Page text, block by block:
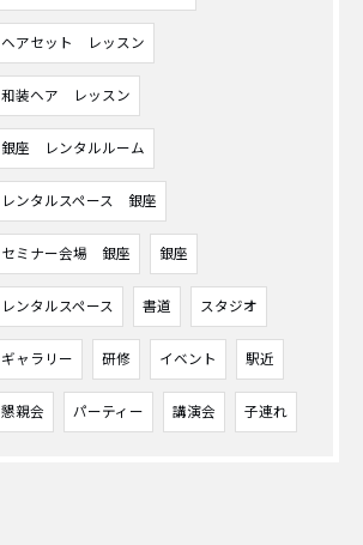
ヘアセット レッスン
和装ヘア レッスン
銀座 レンタルルーム
レンタルスペース 銀座
セミナー会場 銀座 銀座
レンタルスペース 書道 スタジオ
ギャラリー 研修 イベント 駅近
懇親会 パーティー 講演会 子連れ